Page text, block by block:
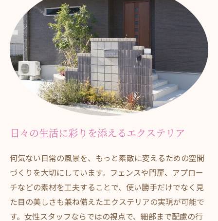
日々の生活に彩りを添えるエクステリア
何気ない日常の風景を、もっと素敵に変えるための空間
づくりを大切にしています。フェンスや門扉、アプロー
チなどの素材を工夫することで、使い勝手だけでなく見
た目の美しさも兼ね備えたエクステリアの実現が可能で
す。女性スタッフならではの視点で、細部まで配慮の行